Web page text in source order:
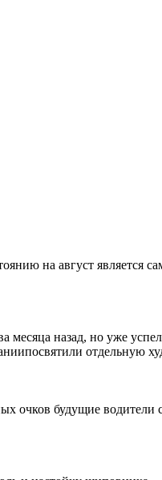
на август является
назад, но уже
отдельную
очков будущие водители